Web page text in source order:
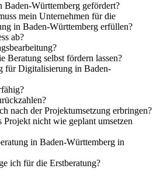
Baden-Württemberg gefördert?
mein Unternehmen für die
in Baden-Württemberg erfüllen?
ab?
Beratung selbst fördern lassen?
für Digitalisierung in Baden-
nach der Projektumsetzung erbringen?
Projekt nicht wie geplant umsetzen
in Baden-Württemberg in
ich für die Erstberatung?